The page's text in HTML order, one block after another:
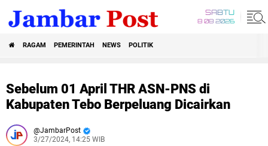
SABTU
8 08 2026
RAGAM PEMERINTAH NEWS POLITIK
Sebelum 01 April THR ASN-PNS di
Kabupaten Tebo Berpeluang Dicairkan
JambarPost
3/27/2024, 14:25 WIB